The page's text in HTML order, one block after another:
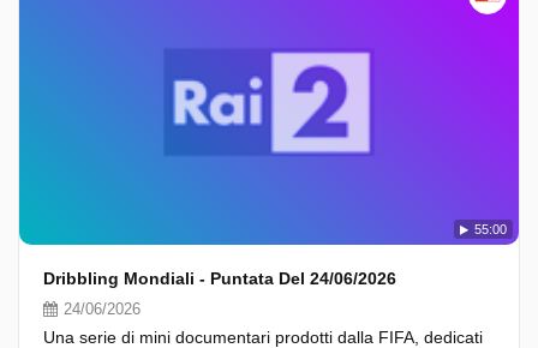
55:00
Dribbling Mondiali - Puntata Del 24/06/2026
24/06/2026
Una serie di mini documentari prodotti dalla FIFA, dedicati